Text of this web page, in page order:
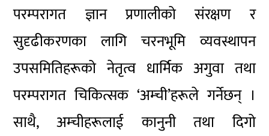
परम्परागत ज्ञान प्रणालीको संरक्षण र
सुदृढीकरणका लागि चरनभूमि व्यवस्थापन
उपसमितिहरूको नेतृत्व धार्मिक अगुवा तथा
परम्परागत चिकित्सक ‘अम्ची’हरूले गर्नेछन् ।
साथै, अम्चीहरूलाई कानुनी तथा दिगो